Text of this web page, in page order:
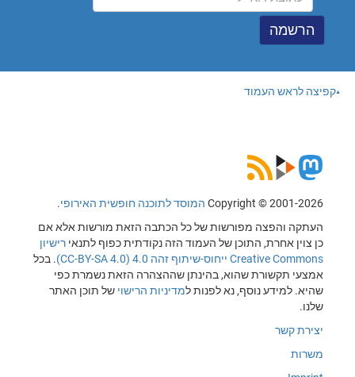
קפיצה לראש העמוד
Copyright © 2001-2026 המוסד לתוכנה חופשית האירופי.
העתקה והפצה מפורשות של כל הכתבה הזאת מורשות אלא אם
כן צוין אחרת, התוכן של העמוד הזה נקודתית כפוף לתנאי רישיון
Creative Commons ייחוס-שיתוף זהה 4.0 (CC-BY-SA 4.0)
. בכל
אמצעי תקשורת שהוא, בהינתן שההצהרה הזאת נשמרת כפי
שהיא. למידע נוסף, נא לפנות למדיניות הרישוי של תוכן האתר
שלנו.
יצירת קשר
משרות